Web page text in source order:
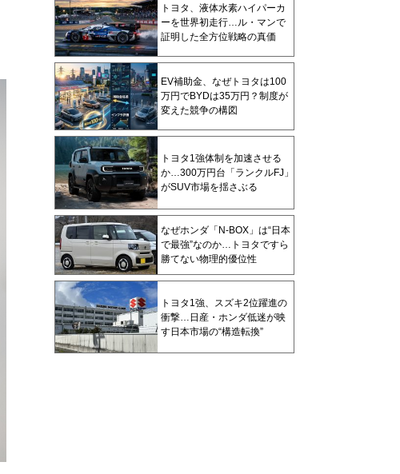
トヨタ、液体水素ハイパーカ
ーを世界初走行…ル・マンで
証明した全方位戦略の真価
EV補助金、なぜトヨタは100
万円でBYDは35万円？制度が
変えた競争の構図
トヨタ1強体制を加速させる
か…300万円台「ランクルFJ」
がSUV市場を揺さぶる
なぜホンダ「N-BOX」は“日本
で最強”なのか…トヨタですら
勝てない物理的優位性
トヨタ1強、スズキ2位躍進の
衝撃…日産・ホンダ低迷が映
す日本市場の“構造転換”